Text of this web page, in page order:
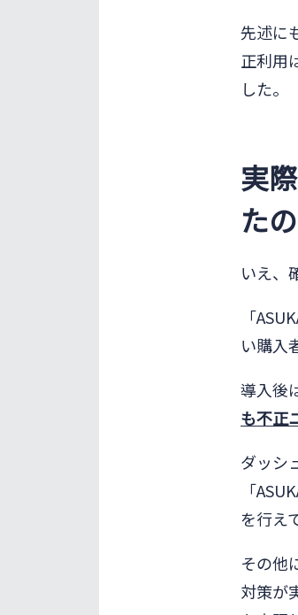
先述に
正利用
した。
実
た
いえ、
「
い購入
導入後
も不正
ダッシ
「
を行え
その他
対策が